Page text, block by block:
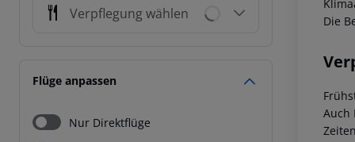
Verpflegung wählen
Flüge anpassen
Nur Direktflüge
Die
Auch